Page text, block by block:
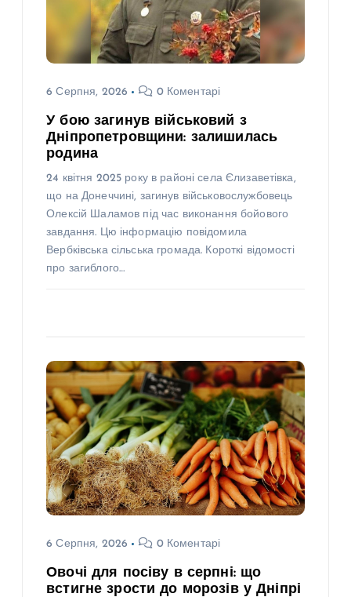
6 Серпня, 2026 0 Коментарі
У бою загинув військовий з
Дніпропетровщини: залишилась
родина
24 квітня 2025 року в районі села Єлизаветівка,
що на Донеччині, загинув військовослужбовець
Олексій Шаламов під час виконання бойового
завдання. Цю інформацію повідомила
Вербківська сільська громада. Короткі відомості
про загиблого…
6 Серпня, 2026 0 Коментарі
Овочі для посіву в серпні: що
встигне зрости до морозів у Дніпрі